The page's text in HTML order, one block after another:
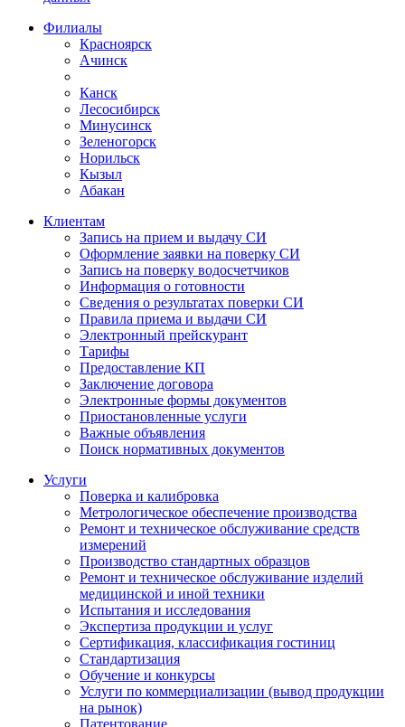
Филиалы
Красноярск
Ачинск
Канск
Лесосибирск
Минусинск
Зеленогорск
Норильск
Кызыл
Абакан
Клиентам
Запись на прием и выдачу СИ
Оформление заявки на поверку СИ
Запись на поверку водосчетчиков
Информация о готовности
Сведения о результатах поверки СИ
Правила приема и выдачи СИ
Электронный прейскурант
Тарифы
Предоставление КП
Заключение договора
Электронные формы документов
Приостановленные услуги
Важные объявления
Поиск нормативных документов
Услуги
Поверка и калибровка
Метрологическое обеспечение производства
Ремонт и техническое обслуживание средств
измерений
Производство стандартных образцов
Ремонт и техническое обслуживание изделий
медицинской и иной техники
Испытания и исследования
Экспертиза продукции и услуг
Сертификация, классификация гостиниц
Стандартизация
Обучение и конкурсы
Услуги по коммерциализации (вывод продукции
на рынок)
Патентование